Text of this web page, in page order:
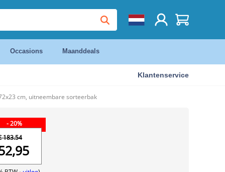
Occasions Maanddeals
Klantenservice
cm, uitneembare sorteerbak
- 20%
183.54